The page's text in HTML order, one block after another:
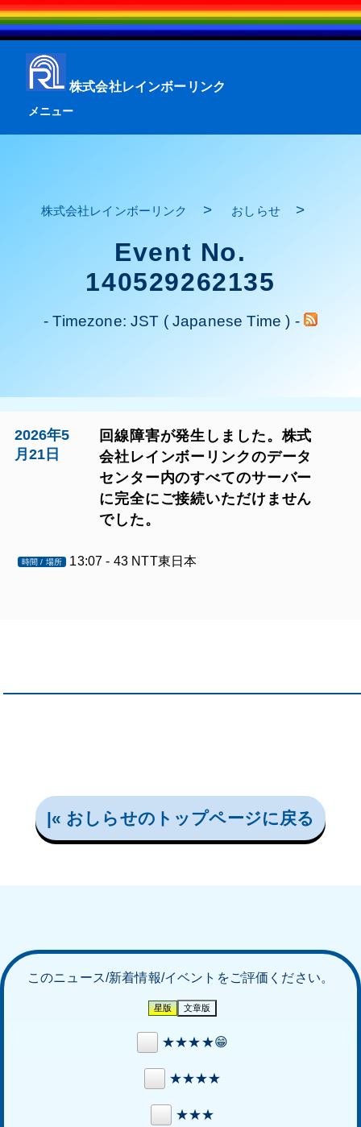
株式会社レインボーリンク
メニュー
株式会社レインボーリンク > おしらせ>
Event No.
140529262135
- Timezone: JST ( Japanese Time ) -
2026年5
月21日
回線障害が発生しました。株式
会社レインボーリンクのデータ
センター内のすべてのサーバー
に完全にご接続いただけません
でした。
時間 / 場所 13:07 - 43 NTT東日本
|« おしらせのトップページに戻る
このニュース/新着情報/イベントをご評価ください。
★★★★😁
★★★★
★★★